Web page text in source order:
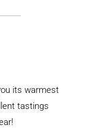
its warmest
tastings